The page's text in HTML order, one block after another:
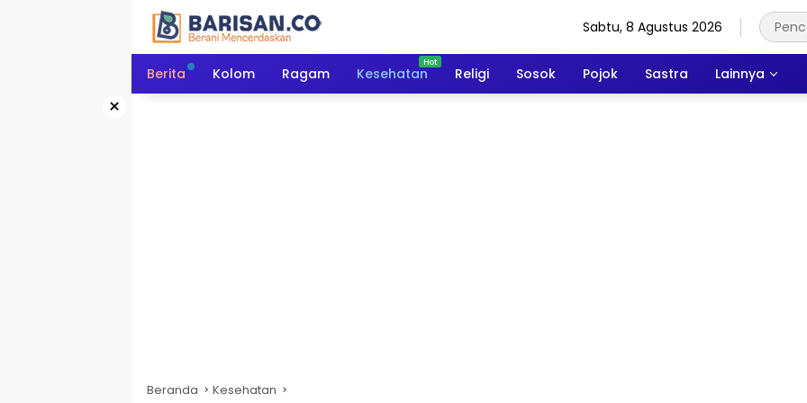
Sabtu, 8 Agustus 2026
Berita Kolom Ragam Kesehatan Religi Sosok Pojok Sastra Lainnya
×
Beranda Kesehatan